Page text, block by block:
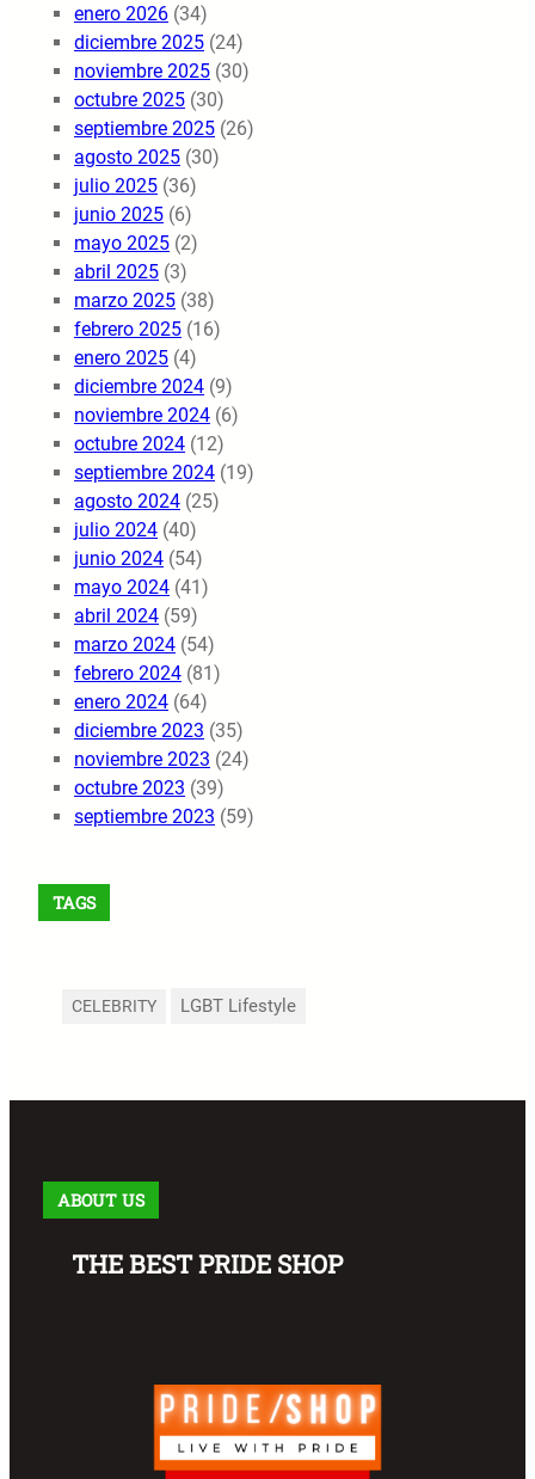
enero 2026 (34)
diciembre 2025 (24)
noviembre 2025 (30)
octubre 2025 (30)
septiembre 2025 (26)
agosto 2025 (30)
julio 2025 (36)
junio 2025 (6)
mayo 2025 (2)
abril 2025 (3)
marzo 2025 (38)
febrero 2025 (16)
enero 2025 (4)
diciembre 2024 (9)
noviembre 2024 (6)
octubre 2024 (12)
septiembre 2024 (19)
agosto 2024 (25)
julio 2024 (40)
junio 2024 (54)
mayo 2024 (41)
abril 2024 (59)
marzo 2024 (54)
febrero 2024 (81)
enero 2024 (64)
diciembre 2023 (35)
noviembre 2023 (24)
octubre 2023 (39)
septiembre 2023 (59)
TAGS
CELEBRITY LGBT Lifestyle
ABOUT US
THE BEST PRIDE SHOP